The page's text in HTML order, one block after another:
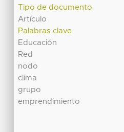
Tipo de documento
Artículo
Palabras clave
Educación
Red
nodo
clima
grupo
emprendimiento